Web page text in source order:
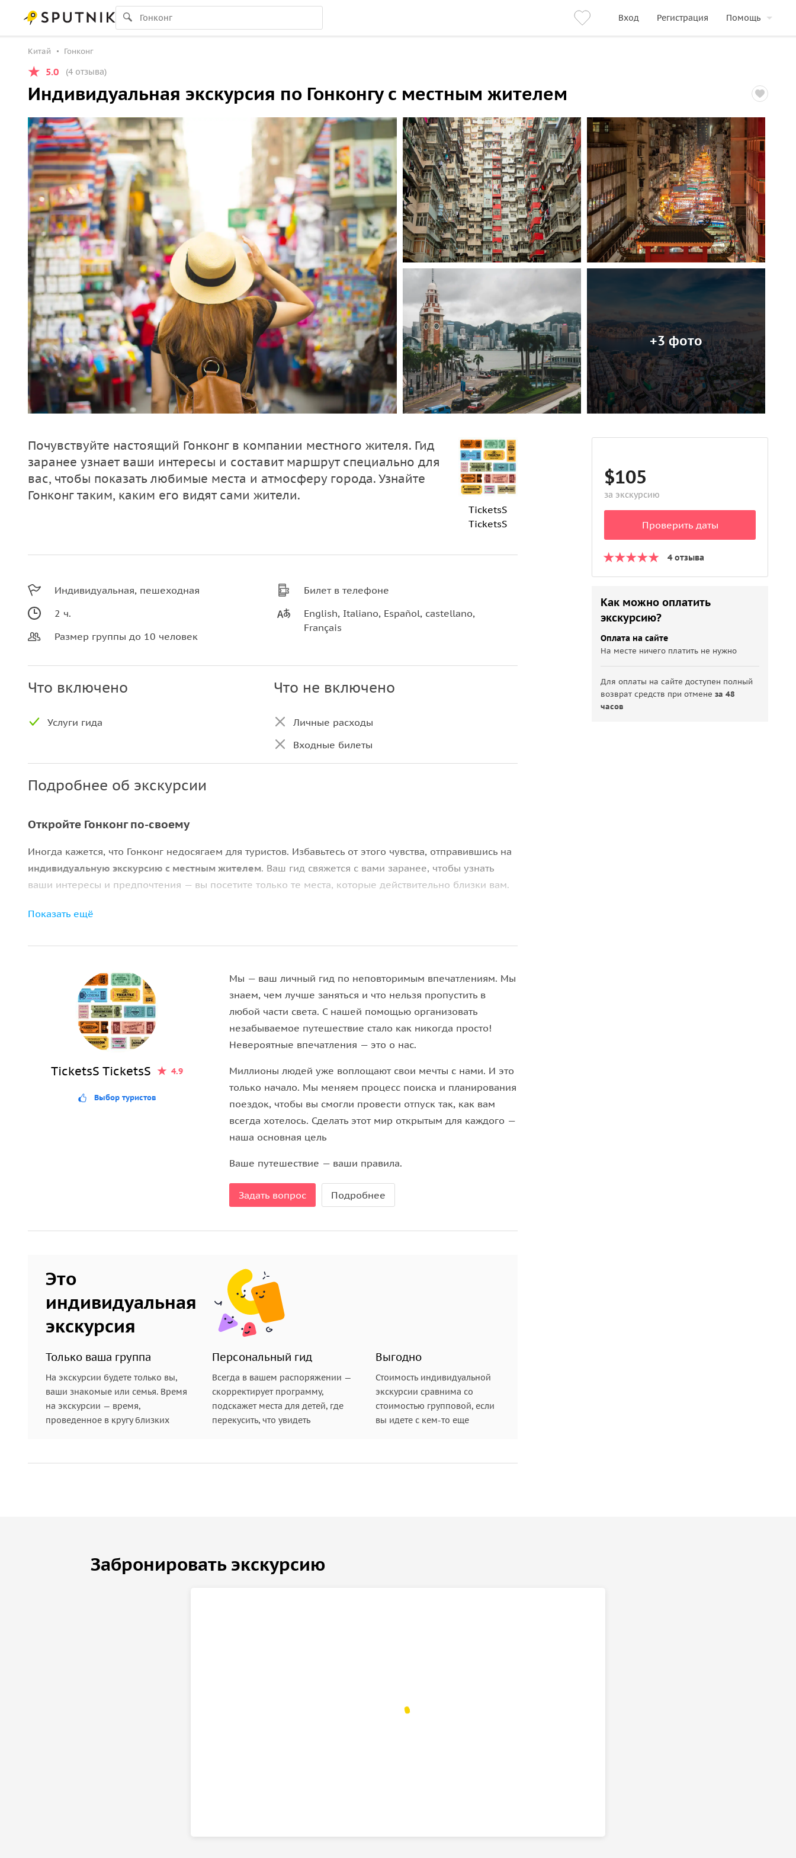
Вход Регистрация Помощь
Китай Гонконг
5.0 (4 отзыва)
Индивидуальная экскурсия по Гонконгу с местным жителем
+3 фото
Почувствуйте настоящий Гонконг в компании местного жителя. Гид
заранее узнает ваши интересы и составит маршрут специально для
вас, чтобы показать любимые места и атмосферу города. Узнайте
Гонконг таким, каким его видят сами жители.
TicketsS
TicketsS
Индивидуальная, пешеходная
2 ч.
Размер группы до 10 человек
Билет в телефоне
English, Italiano, Español, castellano,
Français
Что включено
Услуги гида
Что не включено
Личные расходы
Входные билеты
Подробнее об экскурсии
Откройте Гонконг по-своему
Иногда кажется, что Гонконг недосягаем для туристов. Избавьтесь от этого чувства, отправившись на
индивидуальную экскурсию с местным жителем. Ваш гид свяжется с вами заранее, чтобы узнать
ваши интересы и предпочтения — вы посетите только те места, которые действительно близки вам.
Личный маршрут и живые истории
расскажет о быте и традициях, делясь личным взглядом на жизнь здесь.
Показать ещё
TicketsS TicketsS 4.9
Выбор туристов
Мы — ваш личный гид по неповторимым впечатлениям. Мы
знаем, чем лучше заняться и что нельзя пропустить в
любой части света. С нашей помощью организовать
незабываемое путешествие стало как никогда просто!
Невероятные впечатления — это о нас.
Миллионы людей уже воплощают свои мечты с нами. И это
только начало. Мы меняем процесс поиска и планирования
поездок, чтобы вы смогли провести отпуск так, как вам
всегда хотелось. Сделать этот мир открытым для каждого —
наша основная цель
Ваше путешествие — ваши правила.
Задать вопрос Подробнее
Это
индивидуальная
экскурсия
Только ваша группа
На экскурсии будете только вы,
ваши знакомые или семья. Время
на экскурсии — время,
проведенное в кругу близких
Персональный гид
Всегда в вашем распоряжении —
скорректирует программу,
подскажет места для детей, где
перекусить, что увидеть
Выгодно
Стоимость индивидуальной
экскурсии сравнима со
стоимостью групповой, если
вы идете с кем-то еще
$105
за экскурсию
Проверить даты
4 отзыва
Как можно оплатить
экскурсию?
Оплата на сайте
На месте ничего платить не нужно
Для оплаты на сайте доступен полный
возврат средств при отменеза 48
часов
Забронировать экскурсию